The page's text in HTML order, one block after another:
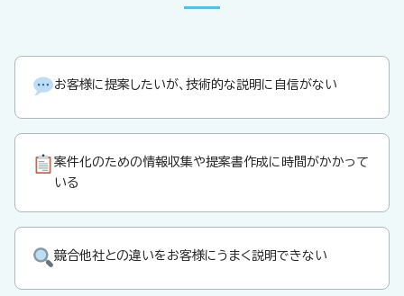
お客様に提案したいが、技術的な説明に自信がない
案件化のための情報収集や提案書作成に時間がかかって
いる
競合他社との違いをお客様にうまく説明できない